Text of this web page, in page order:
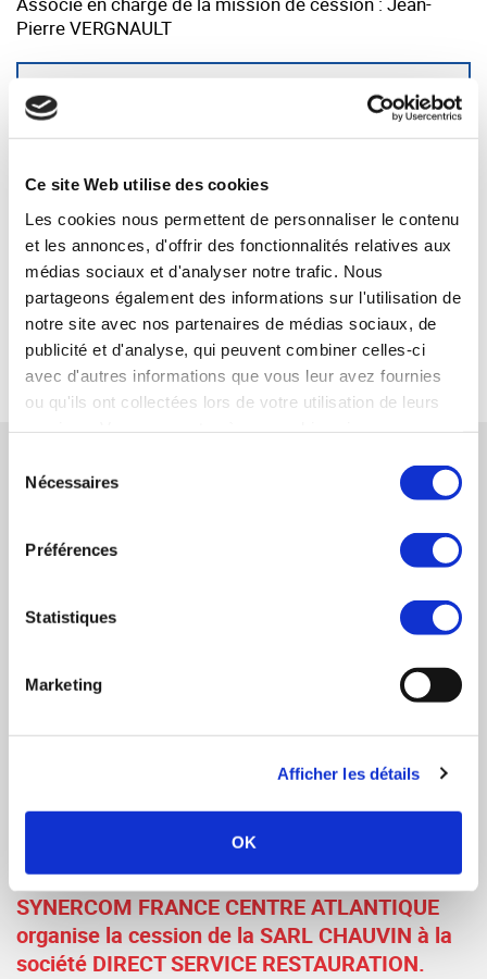
Ce site Web utilise des cookies
Les cookies nous permettent de personnaliser le contenu
et les annonces, d'offrir des fonctionnalités relatives aux
médias sociaux et d'analyser notre trafic. Nous
partageons également des informations sur l'utilisation de
notre site avec nos partenaires de médias sociaux, de
publicité et d'analyse, qui peuvent combiner celles-ci
avec d'autres informations que vous leur avez fournies
ou qu'ils ont collectées lors de votre utilisation de leurs
Nécessaires
Préférences
Statistiques
Marketing
Afficher les détails
OK
Pierre VERGNAULT
Votre interlocuteur :
Jean-Pierre VERGNAULT — Synercom France
jpvergnault@synercom-france.fr
SYNERCOM CENTRE ATLANTIQUE
RETOUR
SYNERCOM FRANCE CENTRE-ATLANTIQUE
conseille la cession du Groupe MARTIN à
EN SAVOIR PLUS
SYNERCOM FRANCE GRAND SUD conseille la
reprise de la SA DUBOS au GROUPE
conseille la cession de la société TECNOREST
SYNERCOM FRANCE CENTRE ATLANTIQUE
organise la cession de la SARL CHAUVIN à la
société DIRECT SERVICE RESTAURATION.